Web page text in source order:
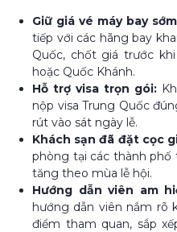
Giữ giá vé máy bay
tiếp với các hãng bay
Quốc, chốt giá trước
hoặc Quốc Khánh.
Hỗ trợ visa trọn gói:
nộp visa Trung Quốc
rút vào sát ngày lễ.
Khách sạn đã đặt cọc
phòng tại các thành
tăng theo mùa lễ hội.
Hướng dẫn viên am
hướng dẫn viên nắm rõ
điểm tham quan, sắp